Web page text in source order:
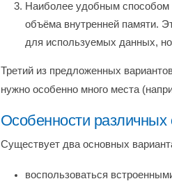
Наиболее удобным способом
объёма внутренней памяти.
для используемых данных,
Третий из предложенных
нужно особенно много места
Особенности
Существует два основных
воспользоваться